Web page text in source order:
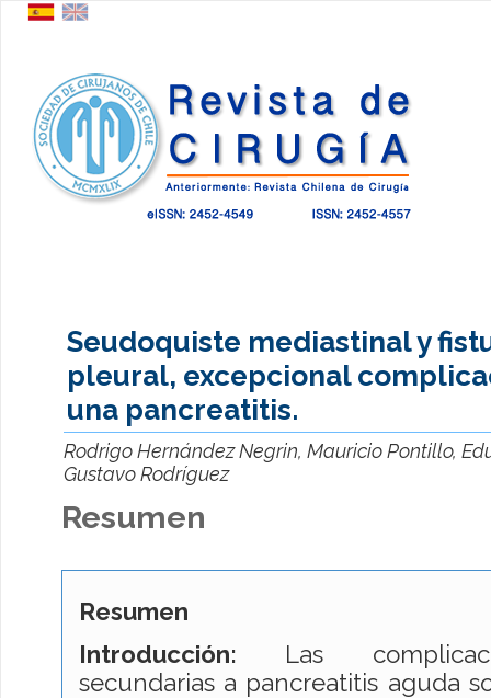
Seudoquiste mediastinal y
pleural, excepcional
una pancreatitis.
Rodrigo Hernández Negrin, Mauricio Pontillo,
Gustavo Rodríguez
Resumen
Resumen
Introducción: Las
secundarias a pancreatitis aguda